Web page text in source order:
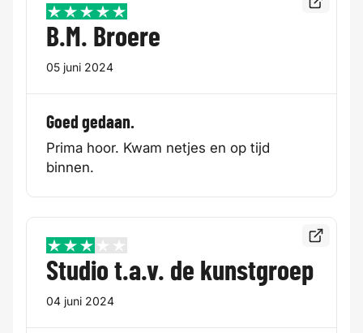
5 / 5
B.M. Broere
05 juni 2024
Goed gedaan.
Prima hoor. Kwam netjes en op tijd
binnen.
Bekijk
3 / 5
Studio t.a.v. de kunstgroep
04 juni 2024
Bekijk